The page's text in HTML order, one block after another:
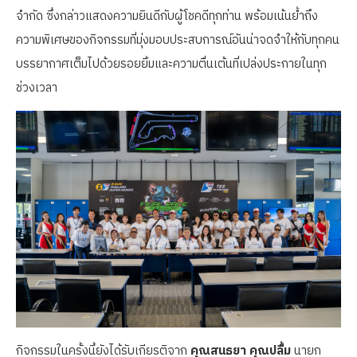
จำกัด ซึ่งกล่าวแสดงความยินดีกับผู้โชคดีทุกท่าน พร้อมเน้นย้ำถึง
ความพิเศษของกิจกรรมที่มุ่งมอบประสบการณ์อันน่าจดจำให้กับทุกคน
บรรยากาศเต็มไปด้วยรอยยิ้มและความตื่นเต้นที่เปล่งประกายในทุก
ช่วงเวลา
กิจกรรมในครั้งนี้ยังได้รับเกียรติจาก คุณสนธยา คุณปลื้ม นายก